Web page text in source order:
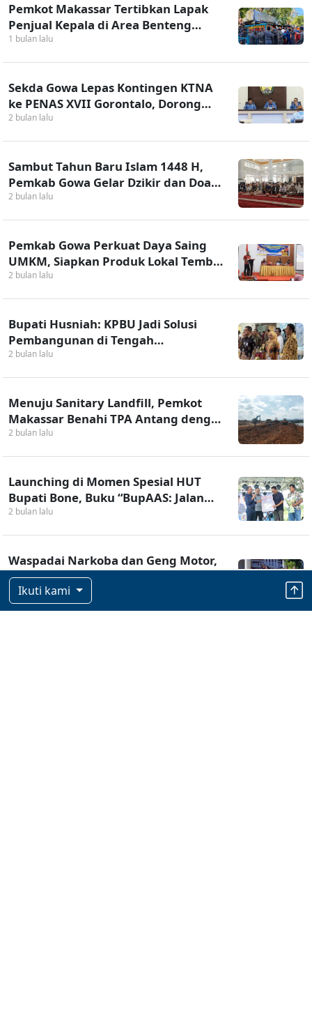
Pemkot Makassar Tertibkan Lapak
Penjual Kepala di Area Benteng
Rotterdam
1 bulan lalu
Sekda Gowa Lepas Kontingen KTNA
ke PENAS XVII Gorontalo, Dorong
Promosi Produk Unggulan Daerah
2 bulan lalu
Sambut Tahun Baru Islam 1448 H,
Pemkab Gowa Gelar Dzikir dan Doa
Bersama
2 bulan lalu
Pemkab Gowa Perkuat Daya Saing
UMKM, Siapkan Produk Lokal Tembus
Ritel Modern
2 bulan lalu
Bupati Husniah: KPBU Jadi Solusi
Pembangunan di Tengah
Keterbatasan APBD
2 bulan lalu
Menuju Sanitary Landfill, Pemkot
Makassar Benahi TPA Antang dengan
Sistem Cover Soil
2 bulan lalu
Launching di Momen Spesial HUT
Bupati Bone, Buku “BupAAS: Jalan
Pengabdian” Siap Menginspirasi
2 bulan lalu
Waspadai Narkoba dan Geng Motor,
Bupati Gowa Minta Satpol PP
Perketat Pengawasan
2 bulan lalu
Ikuti kami